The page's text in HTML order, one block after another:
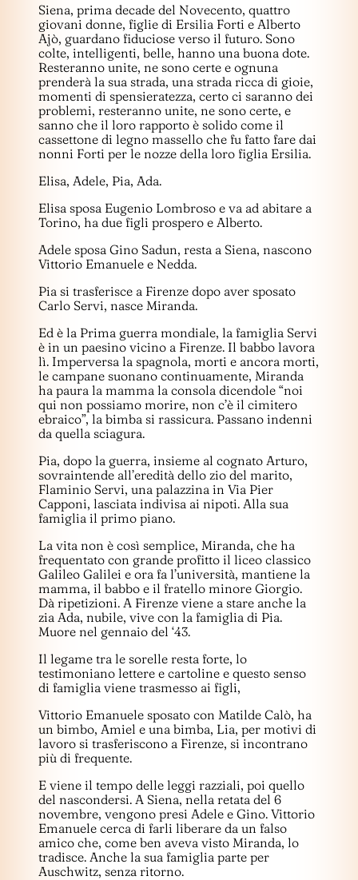
Siena, prima decade del Novecento, quattro
giovani donne, figlie di Ersilia Forti e Alberto
Ajò, guardano fiduciose verso il futuro. Sono
colte, intelligenti, belle, hanno una buona dote.
Resteranno unite, ne sono certe e ognuna
prenderà la sua strada, una strada ricca di gioie,
momenti di spensieratezza, certo ci saranno dei
problemi, resteranno unite, ne sono certe, e
sanno che il loro rapporto è solido come il
cassettone di legno massello che fu fatto fare dai
nonni Forti per le nozze della loro figlia Ersilia.
Elisa, Adele, Pia, Ada.
Elisa sposa Eugenio Lombroso e va ad abitare a
Torino, ha due figli prospero e Alberto.
Adele sposa Gino Sadun, resta a Siena, nascono
Vittorio Emanuele e Nedda.
Pia si trasferisce a Firenze dopo aver sposato
Carlo Servi, nasce Miranda.
Ed è la Prima guerra mondiale, la famiglia Servi
è in un paesino vicino a Firenze. Il babbo lavora
lì. Imperversa la spagnola, morti e ancora morti,
le campane suonano continuamente, Miranda
ha paura la mamma la consola dicendole “noi
qui non possiamo morire, non c’è il cimitero
ebraico”, la bimba si rassicura. Passano indenni
da quella sciagura.
Pia, dopo la guerra, insieme al cognato Arturo,
sovraintende all’eredità dello zio del marito,
Flaminio Servi, una palazzina in Via Pier
Capponi, lasciata indivisa ai nipoti. Alla sua
famiglia il primo piano.
La vita non è così semplice, Miranda, che ha
frequentato con grande profitto il liceo classico
Galileo Galilei e ora fa l’università, mantiene la
mamma, il babbo e il fratello minore Giorgio.
Dà ripetizioni. A Firenze viene a stare anche la
zia Ada, nubile, vive con la famiglia di Pia.
Muore nel gennaio del ‘43.
Il legame tra le sorelle resta forte, lo
testimoniano lettere e cartoline e questo senso
di famiglia viene trasmesso ai figli,
Vittorio Emanuele sposato con Matilde Calò, ha
un bimbo, Amiel e una bimba, Lia, per motivi di
lavoro si trasferiscono a Firenze, si incontrano
più di frequente.
E viene il tempo delle leggi razziali, poi quello
del nascondersi. A Siena, nella retata del 6
novembre, vengono presi Adele e Gino. Vittorio
Emanuele cerca di farli liberare da un falso
amico che, come ben aveva visto Miranda, lo
tradisce. Anche la sua famiglia parte per
Auschwitz, senza ritorno.